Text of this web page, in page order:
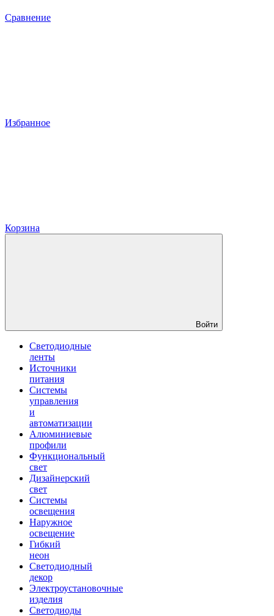
Сравнение
Избранное
Корзина
Войти
Светодиодные
ленты
Источники
питания
Системы
управления
и
автоматизации
Алюминиевые
профили
Функциональный
свет
Дизайнерский
свет
Системы
освещения
Наружное
освещение
Гибкий
неон
Светодиодный
декор
Электроустановочные
изделия
Светодиоды